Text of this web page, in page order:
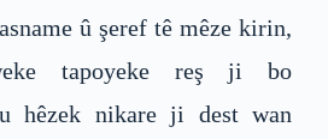
û şeref tê mêze kirin,
tapoyeke reş ji bo
hêzek nikare ji dest wan